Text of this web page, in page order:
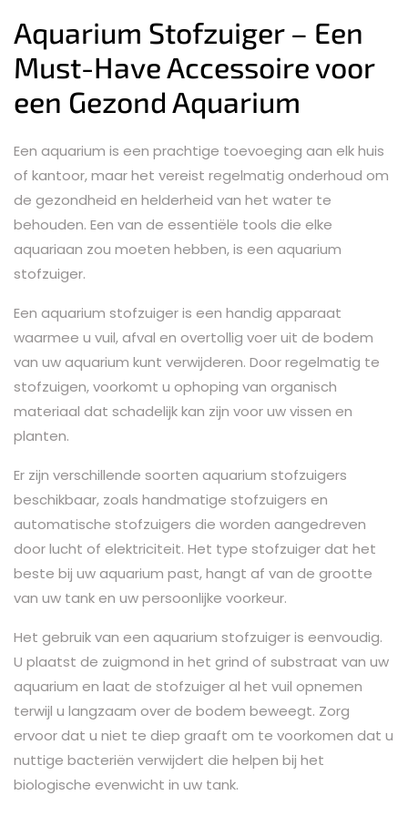
Aquarium Stofzuiger – Een
Must-Have Accessoire voor
een Gezond Aquarium
Een aquarium is een prachtige toevoeging aan elk huis
of kantoor, maar het vereist regelmatig onderhoud om
de gezondheid en helderheid van het water te
behouden. Een van de essentiële tools die elke
aquariaan zou moeten hebben, is een aquarium
stofzuiger.
Een aquarium stofzuiger is een handig apparaat
waarmee u vuil, afval en overtollig voer uit de bodem
van uw aquarium kunt verwijderen. Door regelmatig te
stofzuigen, voorkomt u ophoping van organisch
materiaal dat schadelijk kan zijn voor uw vissen en
planten.
Er zijn verschillende soorten aquarium stofzuigers
beschikbaar, zoals handmatige stofzuigers en
automatische stofzuigers die worden aangedreven
door lucht of elektriciteit. Het type stofzuiger dat het
beste bij uw aquarium past, hangt af van de grootte
van uw tank en uw persoonlijke voorkeur.
Het gebruik van een aquarium stofzuiger is eenvoudig.
U plaatst de zuigmond in het grind of substraat van uw
aquarium en laat de stofzuiger al het vuil opnemen
terwijl u langzaam over de bodem beweegt. Zorg
ervoor dat u niet te diep graaft om te voorkomen dat u
nuttige bacteriën verwijdert die helpen bij het
biologische evenwicht in uw tank.